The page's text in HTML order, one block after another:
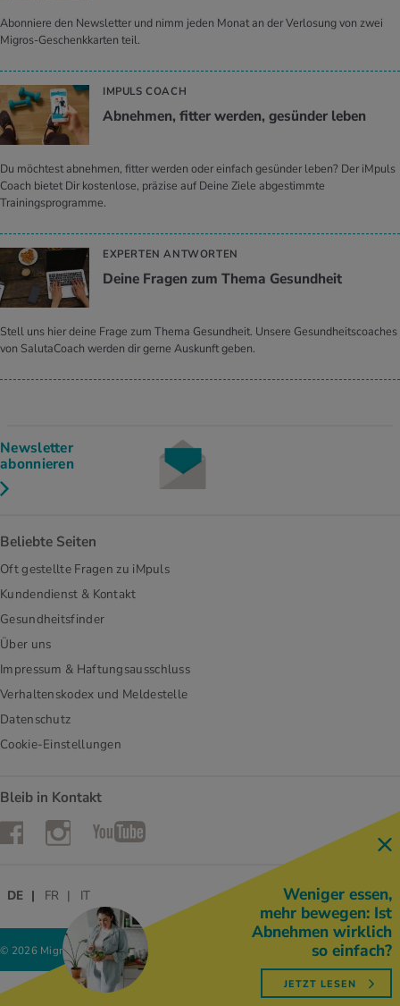
Abonniere den Newsletter und nimm jeden Monat an der Verlosung von zwei
Migros-Geschenkkarten teil.
IMPULS COACH
Ab­neh­men, fit­ter wer­den, ge­sün­der leben
Du möchtest abnehmen, fitter werden oder einfach gesünder leben? Der iMpuls
Coach bietet Dir kostenlose, präzise auf Deine Ziele abgestimmte
Trainingsprogramme.
EXPERTEN ANTWORTEN
Deine Fra­gen zum Thema Ge­sund­heit
Stell uns hier deine Frage zum Thema Gesundheit. Unsere Gesundheitscoaches
von SalutaCoach werden dir gerne Auskunft geben.
Newsletter
abonnieren
Beliebte Seiten
Oft gestellte Fragen zu iMpuls
Kundendienst & Kontakt
Gesundheitsfinder
Über uns
Impressum & Haftungsausschluss
Verhaltenskodex und Meldestelle
Datenschutz
Cookie-Einstellungen
Bleib in Kontakt
FacebookInstagramYouTube
© 2026 Migros-Genossenschafts-Bund
DE FR IT
Weniger essen,
mehr bewegen: Ist
Abnehmen wirklich
so einfach?
JETZT LESEN